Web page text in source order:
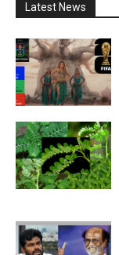
Latest News